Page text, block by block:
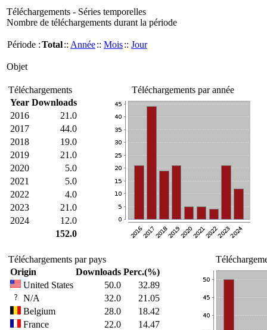
Téléchargements - Séries temporelles
Nombre de téléchargements durant la période
Période :Total:: Année:: Mois:: Jour
Objet
Téléchargements
Year Downloads
2016
21.0
2017
44.0
2018
19.0
2019
21.0
2020
5.0
2021
5.0
2022
4.0
2023
21.0
2024
12.0
152.0
Téléchargements par année
Téléchargements par pays
Origin
Downloads Perc.(%)
United States
50.0
32.89
N/A
32.0
21.05
Belgium
28.0
18.42
France
22.0
14.47